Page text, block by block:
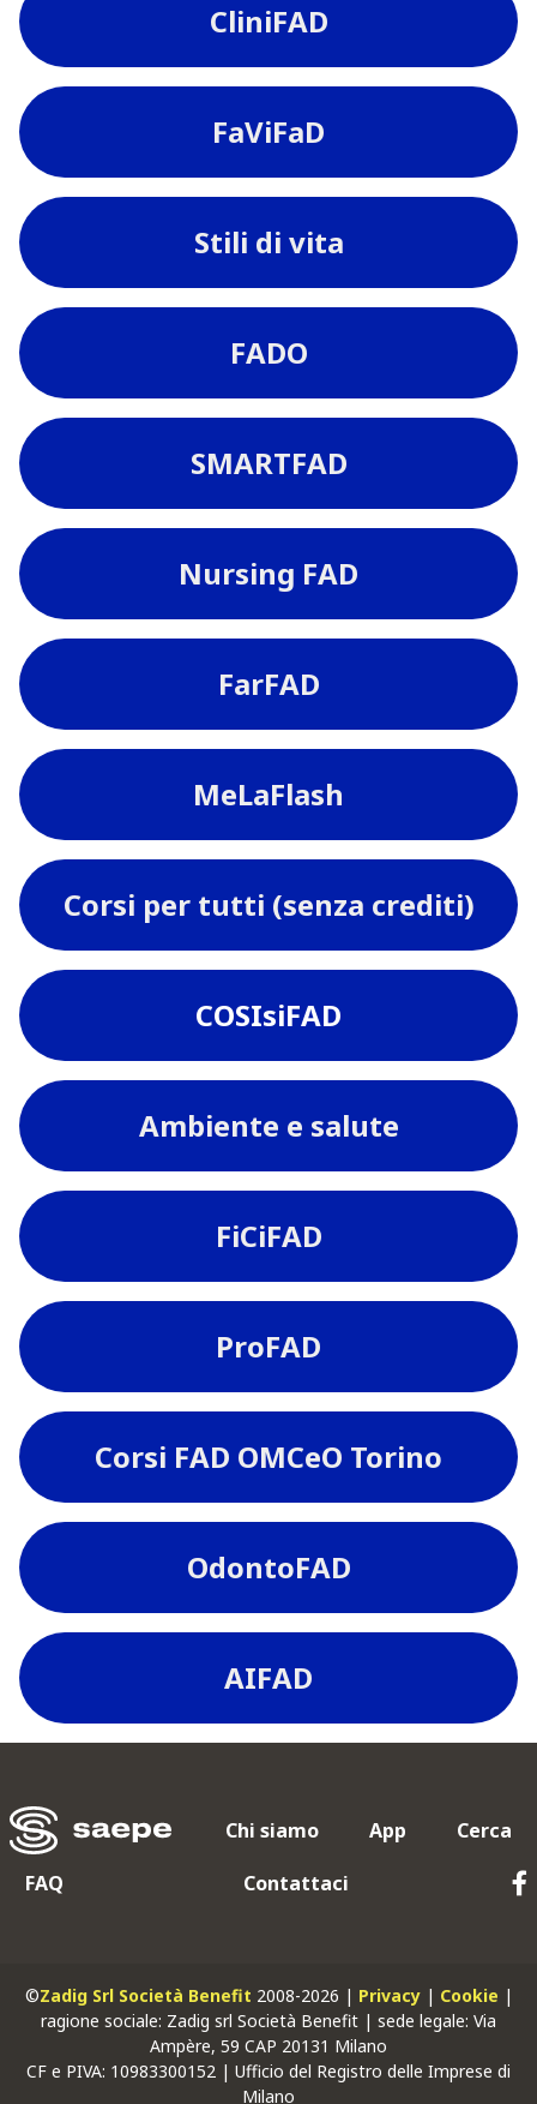
CliniFAD
FaViFaD
Stili di vita
FADO
SMARTFAD
Nursing FAD
FarFAD
MeLaFlash
Corsi per tutti (senza crediti)
COSIsiFAD
Ambiente e salute
FiCiFAD
ProFAD
Corsi FAD OMCeO Torino
OdontoFAD
AIFAD
Chi siamo App
Cerca
FAQ
Contattaci
©Zadig Srl Società Benefit 2008-2026 | Privacy| Cookie |
ragione sociale: Zadig srl Società Benefit | sede legale: Via
Ampère, 59 CAP 20131 Milano
CF e PIVA: 10983300152 | Ufficio del Registro delle Imprese di
Milano